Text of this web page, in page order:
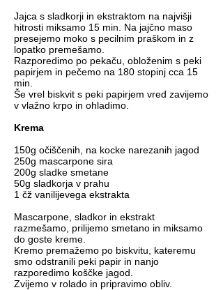
Jajca s sladkorji in ekstraktom na najvišji
hitrosti miksamo 15 min. Na jajčno maso
presejemo moko s pecilnim praškom in z
lopatko premešamo.
Razporedimo po pekaču, obloženim s peki
papirjem in pečemo na 180 stopinj cca 15
min.
Še vrel biskvit s peki papirjem vred zavijemo
v vlažno krpo in ohladimo.
Krema
150g očiščenih, na kocke narezanih jagod
250g mascarpone sira
200g sladke smetane
50g sladkorja v prahu
1 čž vanilijevega ekstrakta
Mascarpone, sladkor in ekstrakt
razmešamo, prilijemo smetano in miksamo
do goste kreme.
Kremo premažemo po biskvitu, kateremu
smo odstranili peki papir in nanjo
razporedimo koščke jagod.
Zvijemo v rolado in pripravimo obliv.